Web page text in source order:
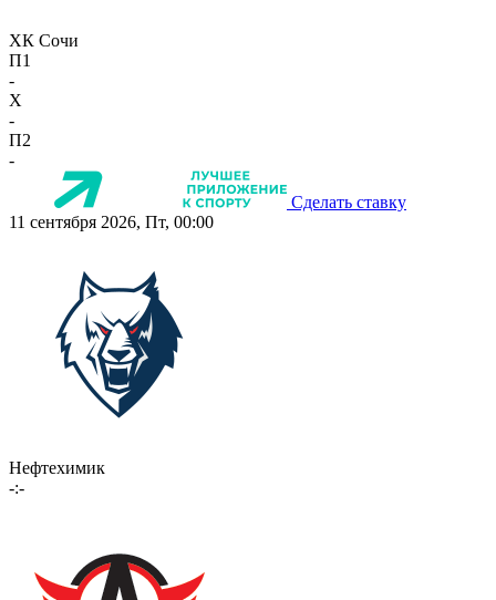
ХК Сочи
П1
-
X
-
П2
-
Сделать ставку
11 сентября 2026, Пт, 00:00
Нефтехимик
-:-